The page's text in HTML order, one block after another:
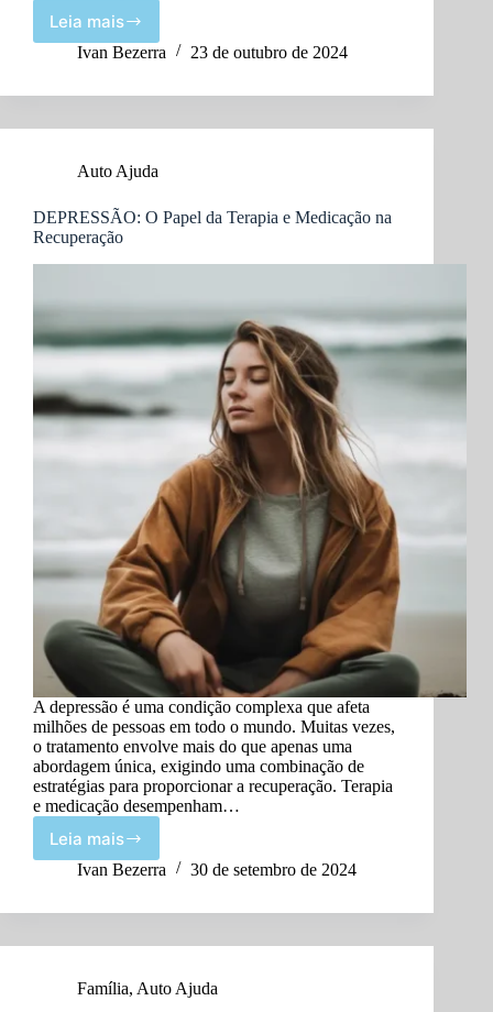
Leia mais
Lidando
com
Depressão:
para
Recuperação
Bem-
Estar
Ivan Bezerra 23 de outubro de 2024
Auto Ajuda
DEPRESSÃO: O Papel da Terapia e Medicação na
Recuperação
A depressão é uma condição complexa que afeta
milhões de pessoas em todo o mundo. Muitas vezes,
o tratamento envolve mais do que apenas uma
abordagem única, exigindo uma combinação de
estratégias para proporcionar a recuperação. Terapia
e medicação desempenham…
Leia maisDEPRESSÃO:
O
da
e
na
Ivan Bezerra 30 de setembro de 2024
Família, Auto Ajuda